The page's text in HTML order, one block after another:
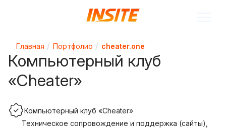
Главная Портфолио cheater.one
Компьютерный клуб
«Cheater»
Компьютерный клуб «Cheater»
Техническое сопровождение и поддержка (сайты),